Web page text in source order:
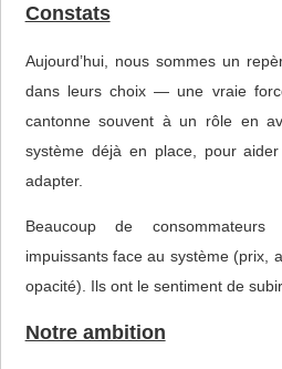
Constats
Aujourd’hui, nous sommes un
dans leurs choix — une vraie
cantonne souvent à un rôle en
système déjà en place, pour
adapter.
Beaucoup de
impuissants face au système (prix,
opacité). Ils ont le sentiment de
Notre ambition